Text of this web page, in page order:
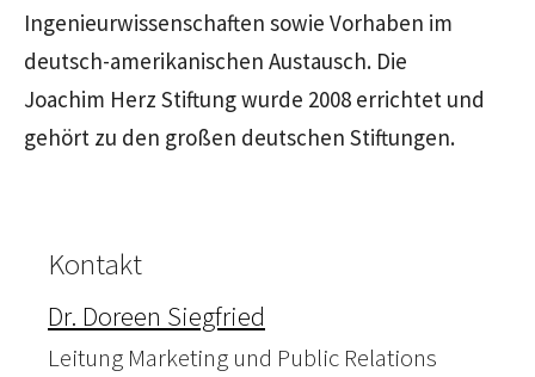
Ingenieurwissenschaften sowie Vorhaben im
deutsch-amerikanischen Austausch. Die
Joachim Herz Stiftung wurde 2008 errichtet und
gehört zu den großen deutschen Stiftungen.
Kontakt
Dr. Doreen Siegfried
Leitung Marketing und Public Relations